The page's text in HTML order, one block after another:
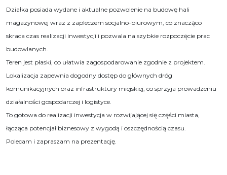
Działka posiada wydane i aktualne pozwolenie na budowę hali
magazynowej wraz z zapleczem socjalno-biurowym, co znacząco
skraca czas realizacji inwestycji i pozwala na szybkie rozpoczęcie prac
budowlanych.
Teren jest płaski, co ułatwia zagospodarowanie zgodnie z projektem.
Lokalizacja zapewnia dogodny dostęp do głównych dróg
komunikacyjnych oraz infrastruktury miejskiej, co sprzyja prowadzeniu
działalności gospodarczej i logistyce.
To gotowa do realizacji inwestycja w rozwijającej się części miasta,
łącząca potencjał biznesowy z wygodą i oszczędnością czasu.
Polecam i zapraszam na prezentację.